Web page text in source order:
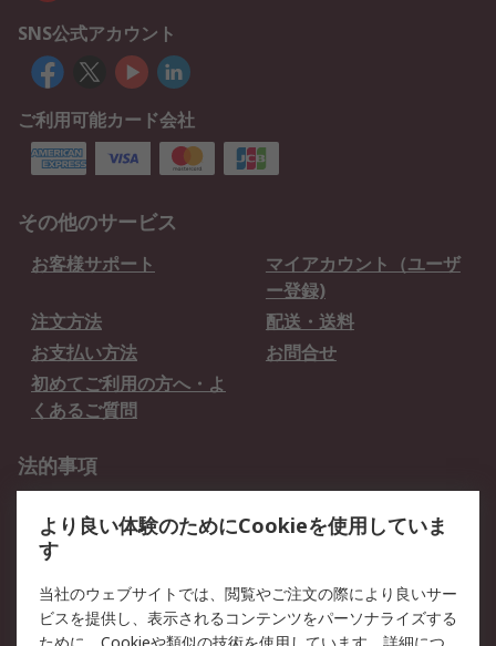
SNS公式アカウント
ご利用可能カード会社
その他のサービス
お客様サポート
マイアカウント（ユーザ
ー登録)
注文方法
配送・送料
お支払い方法
お問合せ
初めてご利用の方へ・よ
くあるご質問
法的事項
クッキーポリシー
RSについて
会社概要 採用情報
より良い体験のためにCookieを使用していま
す
当社のウェブサイトでは、閲覧やご注文の際により良いサー
ビスを提供し、表示されるコンテンツをパーソナライズする